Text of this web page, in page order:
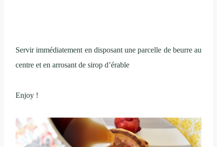
Servir immédiatement en disposant une parcelle de beurre au
centre et en arrosant de sirop d’érable
Enjoy !